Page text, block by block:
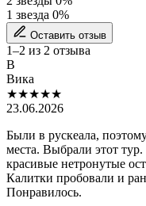
1 звезда 0%
Оставить отзыв
1–2 из 2 отзыва
В
Вика
★★★★★
23.06.2026
Были в рускеала,
места. Выбрали этот
красивые нетронутые
Калитки пробовали и
Понравилось.